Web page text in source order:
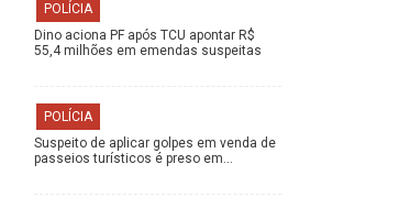
POLÍCIA
Dino aciona PF após TCU apontar R$
55,4 milhões em emendas suspeitas
POLÍCIA
Suspeito de aplicar golpes em venda de
passeios turísticos é preso em…